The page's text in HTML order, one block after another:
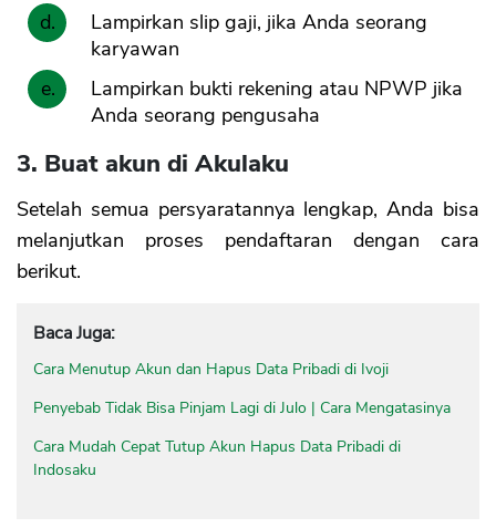
Lampirkan slip gaji, jika Anda seorang
karyawan
Lampirkan bukti rekening atau NPWP jika
Anda seorang pengusaha
3. Buat akun di Akulaku
Setelah semua persyaratannya lengkap, Anda bisa
melanjutkan proses pendaftaran dengan cara
berikut.
Baca Juga:
Cara Menutup Akun dan Hapus Data Pribadi di Ivoji
Penyebab Tidak Bisa Pinjam Lagi di Julo | Cara Mengatasinya
Cara Mudah Cepat Tutup Akun Hapus Data Pribadi di
Indosaku